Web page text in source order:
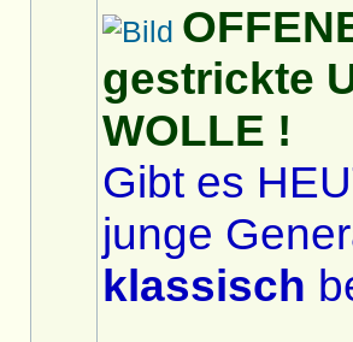
gestrickte
WOLLE !
Gibt es
junge
klassisch